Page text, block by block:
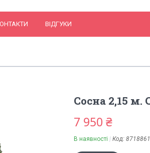
ВІДГУКИ
Сосна 2,15 м.
7 950 ₴
В наявності Код: